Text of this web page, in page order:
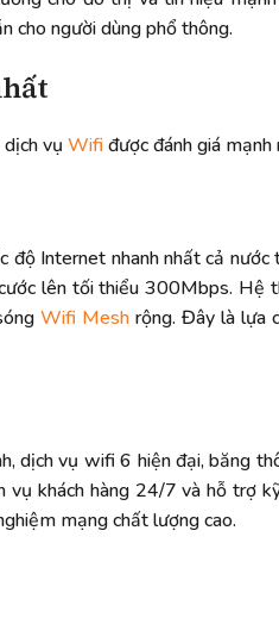
cho người dùng phổ thông.
vụ Wifi được đánh giá
độ Internet nhanh nhất cả
lên tối thiểu 300Mbps. Hệ
Wifi Mesh rộng. Đây là lựa
dịch vụ wifi 6 hiện đại, băng
vụ khách hàng 24/7 và hỗ trợ
mạng chất lượng cao.